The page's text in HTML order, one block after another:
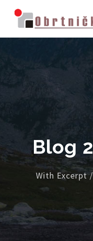
Blog
With Excerpt